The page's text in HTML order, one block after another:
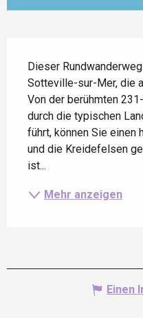
Dieser
Sotteville-sur-Mer, die
Von der berühmten
durch die typischen
führt, können Sie einen
und die Kreidefelsen
ist...
Mehr anzeigen
Einen